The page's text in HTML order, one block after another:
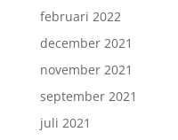
februari 2022
december 2021
november 2021
september 2021
juli 2021